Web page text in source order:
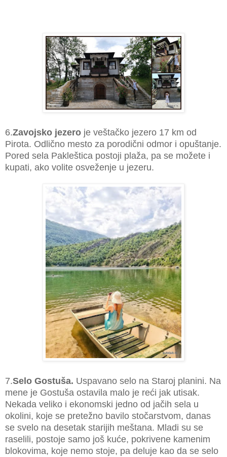
6.Zavojsko jezero je veštačko jezero 17 km od
Pirota. Odlično mesto za porodični odmor i opuštanje.
Pored sela Pakleštica postoji plaža, pa se možete i
kupati, ako volite osveženje u jezeru.
7.Selo Gostuša. Uspavano selo na Staroj planini. Na
mene je Gostuša ostavila malo je reći jak utisak.
Nekada veliko i ekonomski jedno od jačih sela u
okolini, koje se pretežno bavilo stočarstvom, danas
se svelo na desetak starijih meštana. Mladi su se
raselili, postoje samo još kuće, pokrivene kamenim
blokovima, koje nemo stoje, pa deluje kao da se selo